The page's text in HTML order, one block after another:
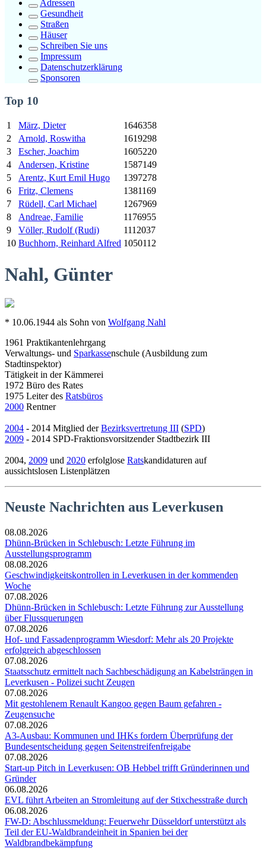
Adressen
Gesundheit
Straßen
Häuser
Schreiben Sie uns
Impressum
Datenschutzerklärung
Sponsoren
Top 10
1 März, Dieter
1646358
2
Arnold, Roswitha
1619298
3
Escher, Joachim
1605220
4
Andersen, Kristine
1587149
5
Arentz, KurtEmil Hugo
1397278
6
Fritz, Clemens
1381169
7
Rüdell, Carl Michael
1267969
8
Andreae, Familie
1176955
9
Völler, Rudolf (Rudi)
1112037
10 Buchhorn, Reinhard Alfred 1050112
Nahl, Günter
* 10.06.1944 als Sohn von Wolfgang Nahl
1961 Praktikantenlehrgang
Verwaltungs- und Sparkassenschule (Ausbildung zum
Stadtinspektor)
Tätigkeit in der Kämmerei
1972 Büro des Rates
1975 Leiter des Ratsbüros
2000 Rentner
2004 - 2014 Mitglied derBezirksvertretung III (SPD)
2009 - 2014 SPD-Fraktionsvorsitzender Stadtbezirk III
2004, 2009 und 2020 erfolglose Ratskandidaturen auf
aussichtslosen Listenplätzen
Neuste Nachrichten aus Leverkusen
08.08.2026
Dhünn-Brücken in Schlebusch: Letzte Führung im
Ausstellungsprogramm
08.08.2026
Geschwindigkeitskontrollen in Leverkusen in der kommenden
Woche
07.08.2026
Dhünn-Brücken in Schlebusch: Letzte Führung zur Ausstellung
über Flussquerungen
07.08.2026
Hof- und Fassadenprogramm Wiesdorf: Mehr als 20 Projekte
erfolgreich abgeschlossen
07.08.2026
Staatsschutz ermittelt nach Sachbeschädigung an Kabelsträngen in
Leverkusen - Polizei sucht Zeugen
07.08.2026
Mit gestohlenem Renault Kangoo gegen Baum gefahren -
Zeugensuche
07.08.2026
A3-Ausbau: Kommunen und IHKs fordern Überprüfung der
Bundesentscheidung gegen Seitenstreifenfreigabe
07.08.2026
Start-up Pitch in Leverkusen: OB Hebbel trifft Gründerinnen und
Gründer
06.08.2026
EVL führt Arbeiten an Stromleitung auf der Stixchesstraße durch
06.08.2026
FW-D: Abschlussmeldung: Feuerwehr Düsseldorf unterstützt als
Teil der EU-Waldbrandeinheit in Spanien bei der
Waldbrandbekämpfung